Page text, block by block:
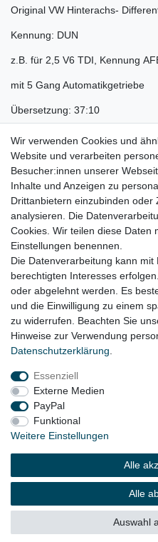
Original VW Hinterachs-
Kennung: DUN
z.B. für 2,5 V6 TDI, Kennung
mit 5 Gang Automatikgetriebe
Übersetzung: 37:10
Lieferung wie abgebildet
Gerne prüfen wir für Sie anhand
ob der Artikel bei Ihrem Fahrzeug
für:
VW Passat 3B Bj. 1999 - 2000
Lieferzeit
Wir verwenden Cookies und
Website und verarbeiten
Besucher:innen unserer
Inhalte und Anzeigen zu
Drittanbietern einzubinden
analysieren. Die
Cookies. Wir teilen diese Daten
Einstellungen benennen.
Die Datenverarbeitung kann
berechtigten Interesses
oder abgelehnt werden. Es
und die Einwilligung zu einem
zu widerrufen. Beachten Sie
Hinweise zur Verwendung
Daten­schutz­erklärung
Essenziell
Externe Medien
PayPal
Funktional
Weitere Einstellungen
Alle
Alle
Auswahl
Impressum
Widerrufs­recht
© Copyright 2026 |